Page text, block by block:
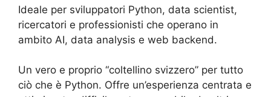
Ideale per sviluppatori Python, data scientist,
ricercatori e professionisti che operano in
ambito AI, data analysis e web backend.
Un vero e proprio “coltellino svizzero” per tutto
ciò che è Python. Offre un’esperienza centrata e